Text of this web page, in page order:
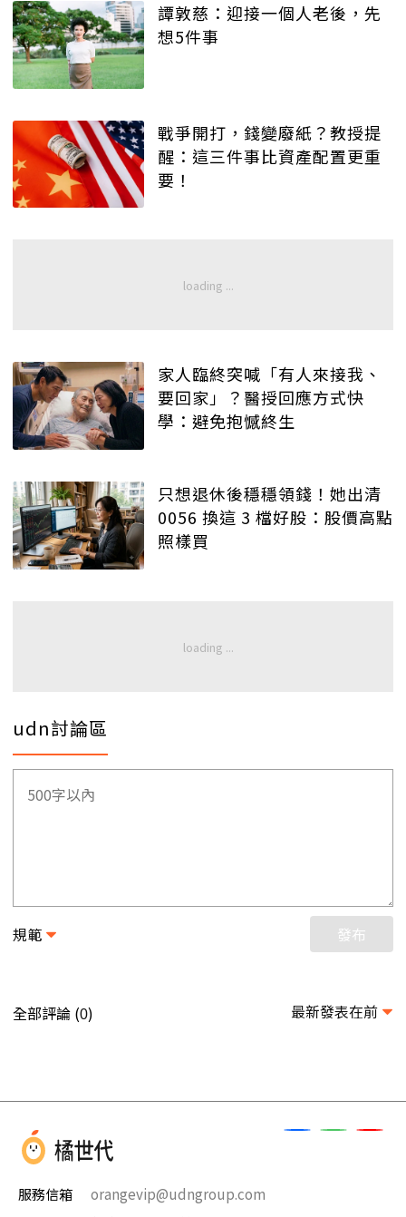
譚敦慈：迎接一個人老後，先
想5件事
戰爭開打，錢變廢紙？教授提
醒：這三件事比資產配置更重
要！
家人臨終突喊「有人來接我、
要回家」？醫授回應方式快
學：避免抱憾終生
只想退休後穩穩領錢！她出清
0056 換這 3 檔好股：股價高點
照樣買
udn討論區
規範 發布
全部評論 (0) 最新發表在前
服務信箱
orangevip@udngroup.com